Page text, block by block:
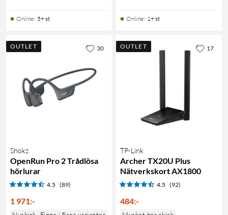
Online: 5+ st Online: 1+ st
OUTLET
Shokz
OpenRun Pro 2 Trådlösa
hörlurar
4.5 (89)
1 971:-
30 OUTLET
TP-Link
Archer TX20U Plus
Nätverkskort AX1800
4.5 (92)
484:-
17